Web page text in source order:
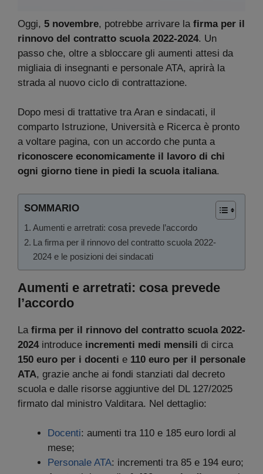
Oggi, 5 novembre, potrebbe arrivare la firma per il
rinnovo del contratto scuola 2022-2024. Un
passo che, oltre a sbloccare gli aumenti attesi da
migliaia di insegnanti e personale ATA, aprirà la
strada al nuovo ciclo di contrattazione.
Dopo mesi di trattative tra Aran e sindacati, il
comparto Istruzione, Università e Ricerca è pronto
a voltare pagina, con un accordo che punta a
riconoscere economicamente il lavoro di chi
ogni giorno tiene in piedi la scuola italiana.
SOMMARIO
Aumenti e arretrati: cosa prevede l’accordo
La firma per il rinnovo del contratto scuola 2022-
2024 e le posizioni dei sindacati
Aumenti e arretrati: cosa prevede
l’accordo
La firma per il rinnovo del contratto scuola 2022-
2024introduce incrementi medi mensili di circa
150 euro per i docenti e 110 euro per il personale
ATA, grazie anche ai fondi stanziati dal decreto
scuola e dalle risorse aggiuntive del DL 127/2025
firmato dal ministro Valditara. Nel dettaglio:
Docenti: aumenti tra 110 e 185 euro lordi al
mese;
Personale ATA: incrementi tra 85 e 194 euro;